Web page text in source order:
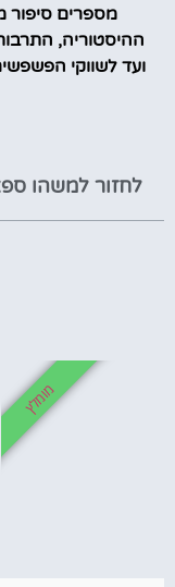
מספרים סיפור
ההיסטוריה,
ועד לשווקי
לחזור למשהו
מומלץ